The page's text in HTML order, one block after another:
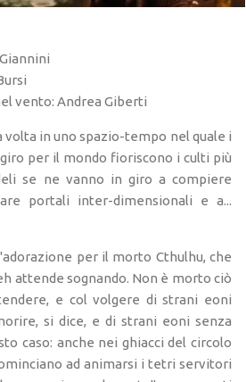
vento: Andrea Giberti
volta in uno spazio-tempo nel quale i
per il mondo fioriscono i culti più
se ne vanno in giro a compiere
portali inter-dimensionali e a...
per il morto Cthulhu, che
attende sognando. Non è morto ciò
e col volgere di strani eoni
si dice, e di strani eoni senza
caso: anche nei ghiacci del circolo
ad animarsi i tetri servitori